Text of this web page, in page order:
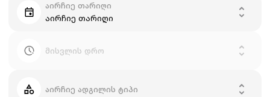
აირჩიე თარიღი
აირჩიე თარიღი
მისვლის დრო
აირჩიე ადგილის ტიპი